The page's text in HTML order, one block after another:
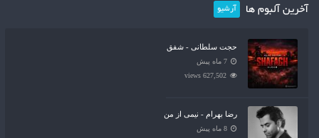
آخرین آلبوم ها آرشیو
حجت سلطانی - شفق
7 ماه پیش
627,502 views
رضا بهرام - نیمی از من
8 ماه پیش